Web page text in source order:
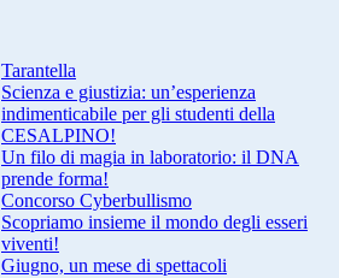
Tarantella
Scienza e giustizia: un’esperienza
indimenticabile per gli studenti della
CESALPINO!
Un filo di magia in laboratorio: il DNA
prende forma!
Concorso Cyberbullismo
Scopriamo insieme il mondo degli esseri
viventi!
Giugno, un mese di spettacoli